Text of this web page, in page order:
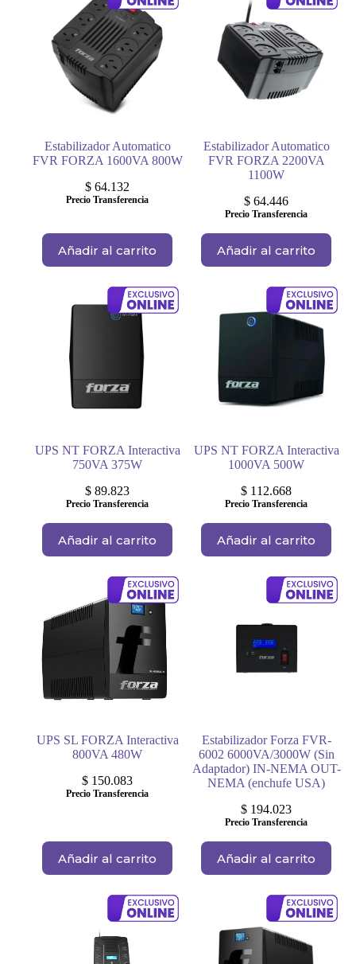
Estabilizador Automatico
FVR FORZA 1600VA 800W
$ 64.132
Precio Transferencia
Añadir al carrito
Estabilizador Automatico
FVR FORZA 2200VA
1100W
$ 64.446
Precio Transferencia
Añadir al carrito
UPS NT FORZA Interactiva
750VA 375W
$ 89.823
Precio Transferencia
Añadir al carrito
UPS NT FORZA Interactiva
1000VA 500W
$ 112.668
Precio Transferencia
Añadir al carrito
UPS SL FORZA Interactiva
800VA 480W
$ 150.083
Precio Transferencia
Añadir al carrito
Estabilizador Forza FVR-
6002 6000VA/3000W (Sin
Adaptador) IN-NEMA OUT-
NEMA (enchufe USA)
$ 194.023
Precio Transferencia
Añadir al carrito